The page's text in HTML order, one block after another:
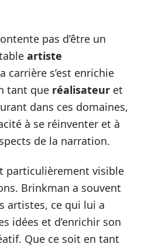
pas d’être un
artiste
carrière s’est enrichie
tant que réalisateur et
dans ces domaines,
à se réinventer et à
de la narration.
particulièrement visible
Brinkman a souvent
artistes, ce qui lui a
idées et d’enrichir son
Que ce soit en tant